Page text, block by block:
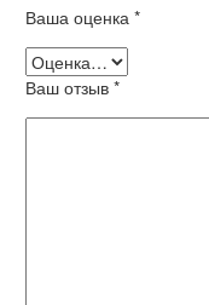
Ваша оценка *
Ваш отзыв *